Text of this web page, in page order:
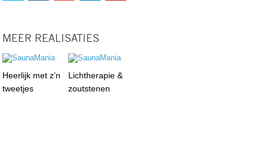
MEER REALISATIES
Heerlijk met z’n
tweetjes
Lichtherapie &
zoutstenen